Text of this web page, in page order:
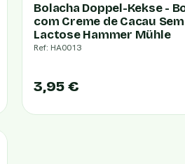
Bolacha Doppel-Kekse -
com Creme de Cacau
Lactose Hammer Mühle
Ref: HA0013
3,95 €